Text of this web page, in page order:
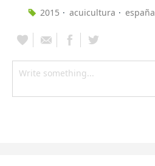
2015
acuicultura españa